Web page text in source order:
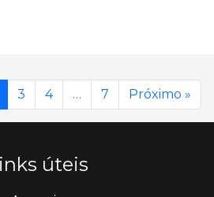
3 4 … 7 Próximo »
úteis